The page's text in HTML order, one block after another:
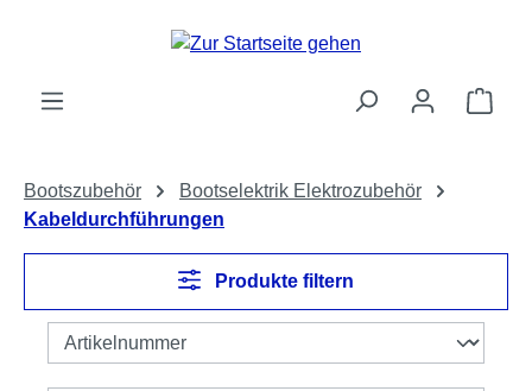
Zum Hauptinhalt springen
Bootszubehör
Bootselektrik Elektrozubehör
Kabeldurchführungen
Produkte filtern